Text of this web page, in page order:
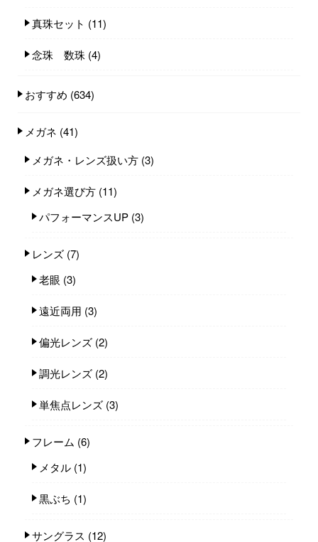
真珠セット (11)
念珠 数珠 (4)
おすすめ (634)
メガネ (41)
メガネ・レンズ扱い方 (3)
メガネ選び方 (11)
パフォーマンスUP (3)
レンズ (7)
老眼 (3)
遠近両用 (3)
偏光レンズ (2)
調光レンズ (2)
単焦点レンズ (3)
フレーム (6)
メタル (1)
黒ぶち (1)
サングラス (12)